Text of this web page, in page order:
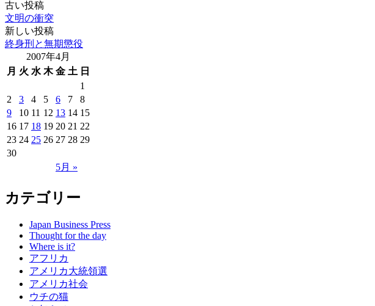
古い投稿
文明の衝突
新しい投稿
終身刑と無期懲役
2007年4月
月 火 水 木 金 土 日
5月 »
1
2
3 4 5 6 7
8
9
10 11 12 13 14 15
16 17 18 19 20 21 22
23 24 25 26 27 28 29
30
カテゴリー
Japan Business Press
Thought for the day
Where is it?
アフリカ
アメリカ大統領選
アメリカ社会
ウチの猫